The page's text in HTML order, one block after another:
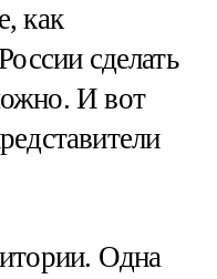
как
сделать
И вот
Одна